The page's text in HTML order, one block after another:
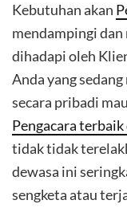
Kebutuhan akan
mendampingi dan
dihadapi oleh
Anda yang
secara pribadi
Pengacara
tidak tidak
dewasa ini
sengketa atau